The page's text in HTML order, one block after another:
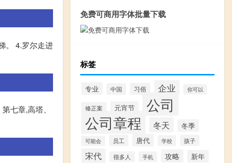
。 4.罗尔走进
七章,高塔、
免费可商用字体批量下载
标签
专业 中国 习俗 企业 你可以
修正案 元宵节 公司
公司章程 冬天 冬季
可能会 员工 唐代 学校 孩子
宋代 很多人 手机 攻略 新年